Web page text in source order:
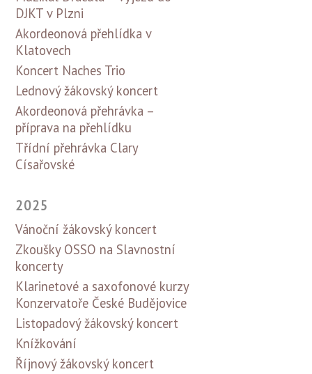
DJKT v Plzni
Akordeonová přehlídka v
Klatovech
Koncert Naches Trio
Lednový žákovský koncert
Akordeonová přehrávka –
příprava na přehlídku
Třídní přehrávka Clary
Císařovské
2025
Vánoční žákovský koncert
Zkoušky OSSO na Slavnostní
koncerty
Klarinetové a saxofonové kurzy
Konzervatoře České Budějovice
Listopadový žákovský koncert
Knížkování
Říjnový žákovský koncert